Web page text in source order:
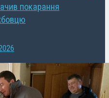
покарання